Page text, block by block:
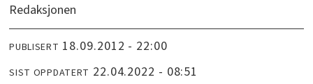
Redaksjonen
PUBLISERT 18.09.2012 - 22:00
SIST OPPDATERT 22.04.2022 - 08:51